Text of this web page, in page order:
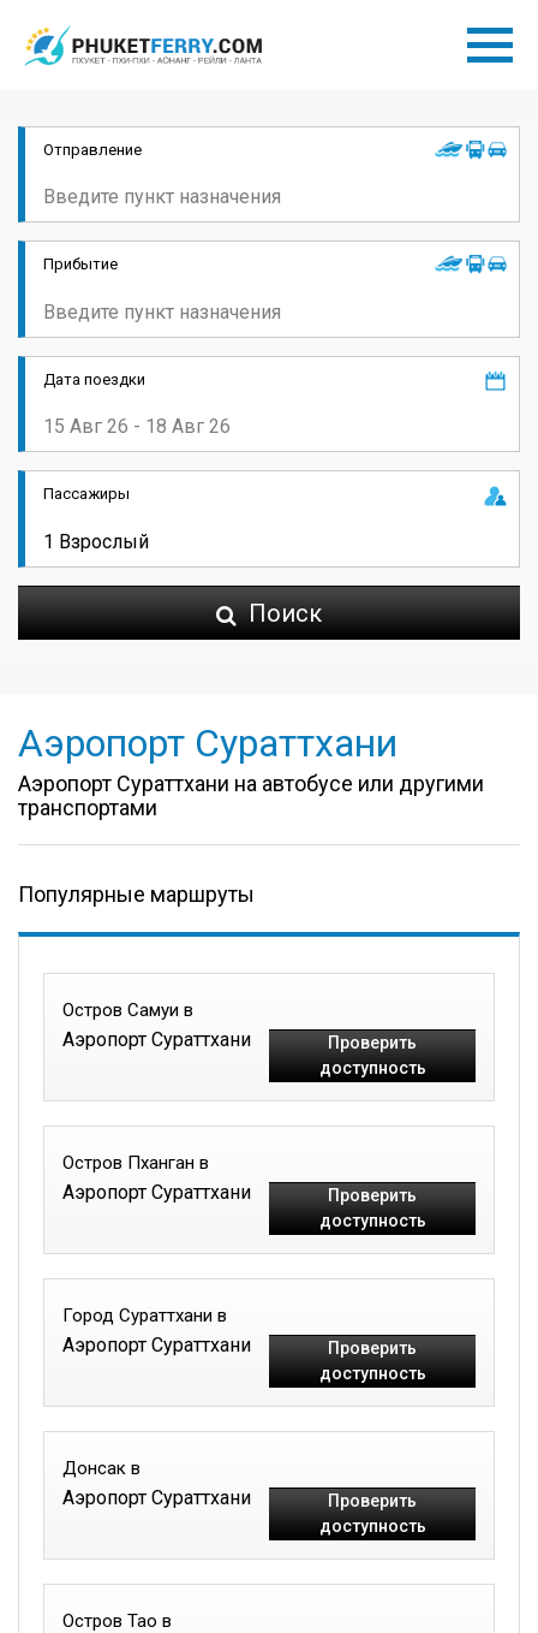
Отправление
Прибытие
Дата поездки
Пассажиры
Поиск
Аэропорт Сураттхани
Аэропорт Сураттхани на автобусе или другими
транспортами
Популярные маршруты
Остров Самуи в
Аэропорт Сураттхани
Проверить
доступность
Остров Пханган в
Аэропорт Сураттхани
Проверить
доступность
Город Сураттхани в
Аэропорт Сураттхани
Проверить
доступность
Донсак в
Аэропорт Сураттхани
Проверить
доступность
Остров Тао в